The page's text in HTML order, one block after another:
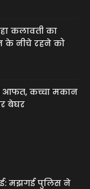
कलावती का
नीचे रहने को
आफत, कच्चा मकान
बेघर
मझगई पुलिस ने